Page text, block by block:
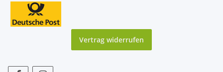
Vertrag widerrufen